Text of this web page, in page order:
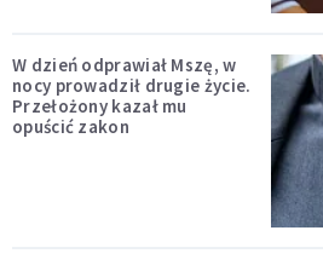
W dzień odprawiał Mszę, w
nocy prowadził drugie życie.
Przełożony kazał mu
opuścić zakon